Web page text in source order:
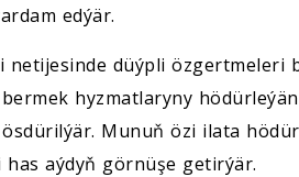
edýär.
düýpli özgertmeleri
hyzmatlaryny
Munuň özi ilata
aýdyň görnüşe getirýär.